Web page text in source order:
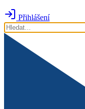
Přihlášení